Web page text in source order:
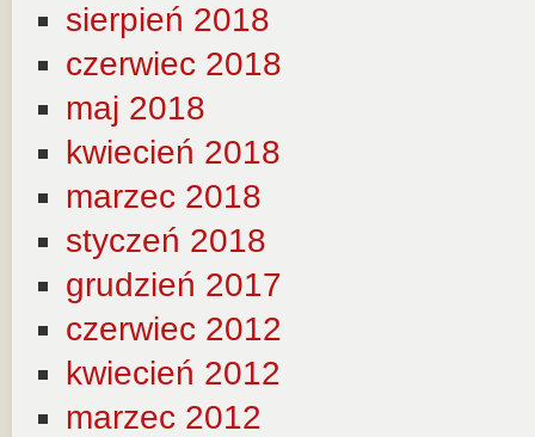
sierpień 2018
czerwiec 2018
maj 2018
kwiecień 2018
marzec 2018
styczeń 2018
grudzień 2017
czerwiec 2012
kwiecień 2012
marzec 2012